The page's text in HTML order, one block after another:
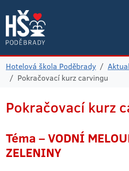
Hotelová škola Poděbrady
Pokračovací kurz carvingu
Pokračovací kurz
Téma – VODNÍ
ZELENINY